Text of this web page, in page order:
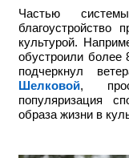
Частью
благоустройство
культурой.
обустроили более
подчеркнул
Шелковой,
популяризация
образа жизни в